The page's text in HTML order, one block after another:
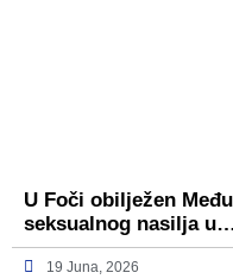
U Foči obilježen
seksualnog nasilja u…
19 Juna, 2026